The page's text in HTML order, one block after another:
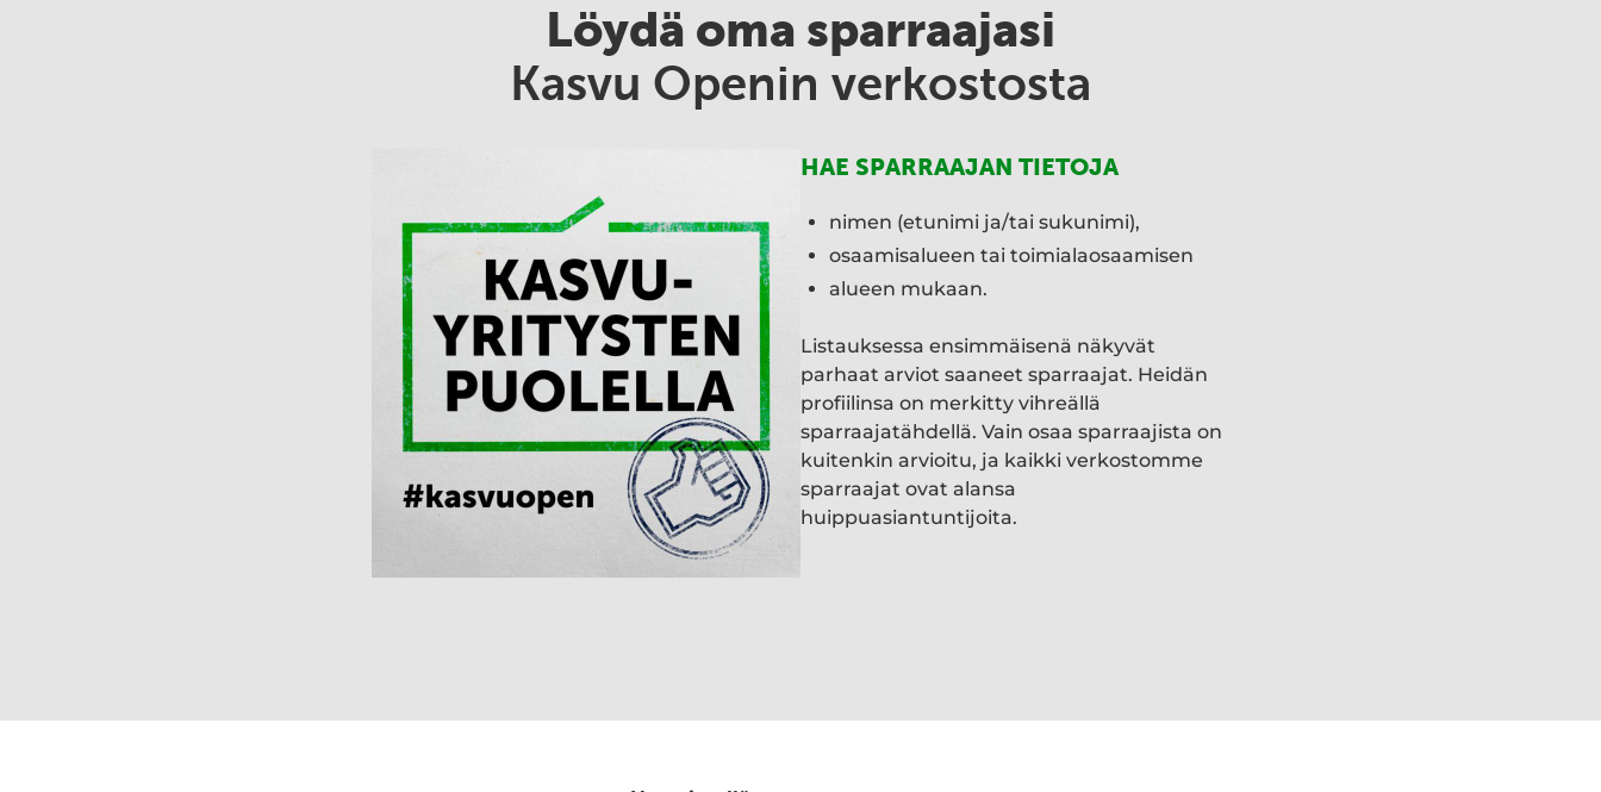
Löydä oma sparraajasi
Kasvu Openin verkostosta
HAE SPARRAAJAN TIETOJA
nimen (etunimi ja/tai sukunimi),
osaamisalueen tai toimialaosaamisen
alueen mukaan.
Listauksessa ensimmäisenä näkyvät
parhaat arviot saaneet sparraajat. Heidän
profiilinsa on merkitty vihreällä
sparraajatähdellä. Vain osaa sparraajista on
kuitenkin arvioitu, ja kaikki verkostomme
sparraajat ovat alansa
huippuasiantuntijoita.